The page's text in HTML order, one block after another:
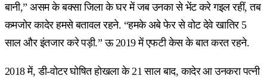
बानी,” असम के बक्सा जिला के घर में जब उनका से भेंट करे गइल रहीं, तब
कमजोर कादेर हमसे बतावल रहने. “हमके अबे फेर से वोट देवे खातिर 5
साल और इंतजार करे पड़ी.” ऊ 2019 में एफटी केस के बात करत रहने.
2018 में, डी-वोटर घोषित होखला के 21 साल बाद, कादेर आ उनकरा पत्नी